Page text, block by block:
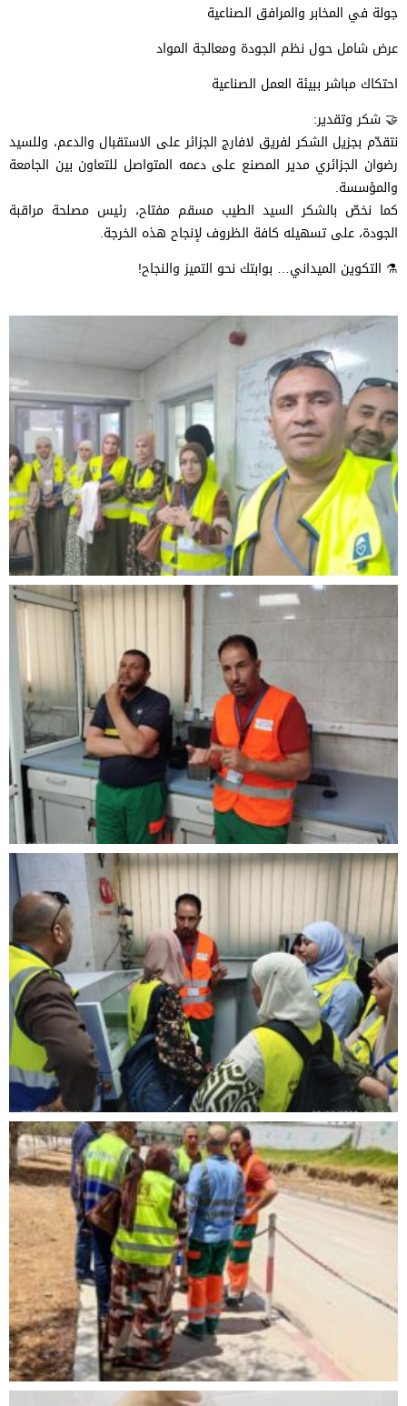
جولة في المخابر والمرافق الصناعية
عرض شامل حول نظم الجودة ومعالجة المواد
احتكاك مباشر ببيئة العمل الصناعية
🤝 شكر وتقدير:
نتقدّم بجزيل الشكر لفريق لافارج الجزائر على الاستقبال والدعم، وللسيد
رضوان الجزائري مدير المصنع على دعمه المتواصل للتعاون بين الجامعة
والمؤسسة.
كما نخصّ بالشكر السيد الطيب مسقم مفتاح، رئيس مصلحة مراقبة
الجودة، على تسهيله كافة الظروف لإنجاح هذه الخرجة.
⚗️ التكوين الميداني… بوابتك نحو التميز والنجاح!